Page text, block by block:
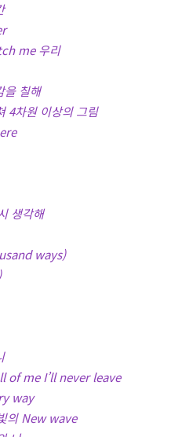
me 우리
을 칠해
4차원 이상의 그림
생각해
ways)
of me I’ll never leave
way
의 New wave